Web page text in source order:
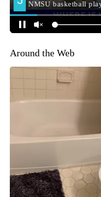
Around the Web